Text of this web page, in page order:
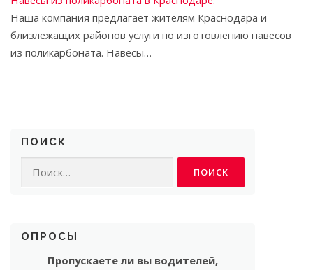
Наша компания предлагает жителям Краснодара и
близлежащих районов услуги по изготовлению навесов
из поликарбоната. Навесы…
ПОИСК
ОПРОСЫ
Пропускаете ли вы водителей,